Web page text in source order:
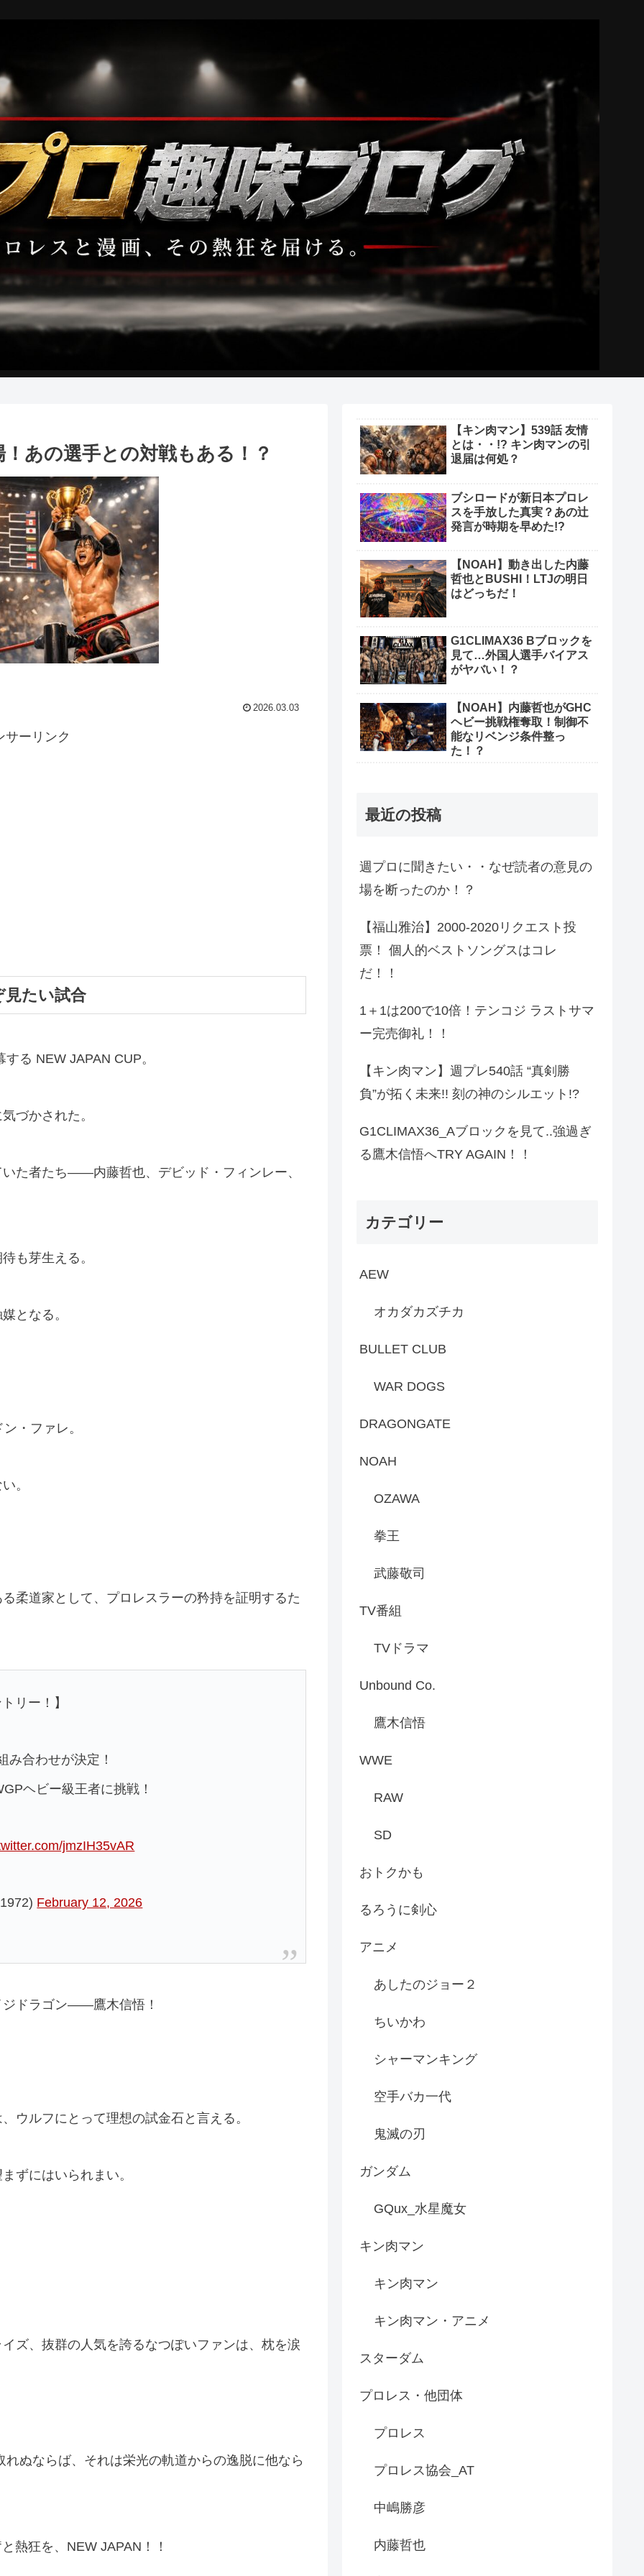
あの選手との対戦もある！？
2026.03.03
サーリンク
見たい試合
する NEW JAPAN CUP。
づかされた。
いた者たち――内藤哲也、 デビッド・フィンレー、
も芽生える。
となる。
ン ・ファレ 。
。
柔道家として、プロレスラーの矜持を証明するた
リー！】
み合わせが決定！
ヘビー級王者に挑戦！
jmzIH35vAR
February 12, 2026
ジドラゴン――鷹木信悟！
ウルフにとって理想の試金石と言える。
ずにはいられまい。
ズ、抜群の人気を誇るなつぽいファンは、枕を涙
ぬならば、それは栄光の軌道からの逸脱に他なら
熱狂を、NEW JAPAN！！
【キン肉マン】539話 友情
とは・・!? キン肉マンの引
退届は何処？
ブシロードが新日本プロレ
スを手放した真実？あの辻
発言が時期を早めた!?
【NOAH】動き出した内藤
哲也とBUSHI！LTJの明日
はどっちだ！
G1CLIMAX36 Bブロックを
見て…外国人選手バイアス
がヤバい！？
【NOAH】内藤哲也がGHC
ヘビー挑戦権奪取！制御不
能なリベンジ条件整っ
た！？
最近の投稿
週プロに聞きたい・・なぜ読者の意見の
場を断ったのか！？
【福山雅治】2000-2020リクエスト投
票！ 個人的ベストソングスはコレ
だ！！
1＋1は200で10倍！テンコジ ラストサマ
ー完売御礼！！
【キン肉マン】週プレ540話 “真剣勝
負”が拓く未来!! 刻の神のシルエット!?
G1CLIMAX36_Aブロックを見て..強過ぎ
る鷹木信悟へTRY AGAIN！！
カテゴリー
AEW
オカダカズチカ
BULLET CLUB
WAR DOGS
DRAGONGATE
NOAH
OZAWA
拳王
武藤敬司
TV番組
TVドラマ
Unbound Co.
鷹木信悟
WWE
RAW
SD
おトクかも
るろうに剣心
アニメ
あしたのジョー２
ちいかわ
シャーマンキング
空手バカ一代
鬼滅の刃
ガンダム
GQux_水星魔女
キン肉マン
キン肉マン
キン肉マン・アニメ
スターダム
プロレス・他団体
プロレス
プロレス協会_AT
中嶋勝彦
内藤哲也